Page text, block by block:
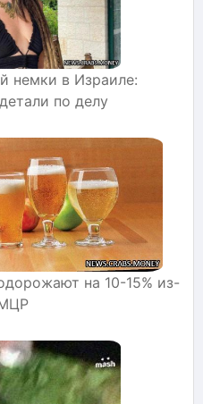
немки в Израиле:
по делу
на 10-15% из-